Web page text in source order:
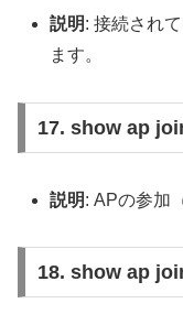
説明: 接続され
ます。
17. show ap
説明: APの参加
18. show ap